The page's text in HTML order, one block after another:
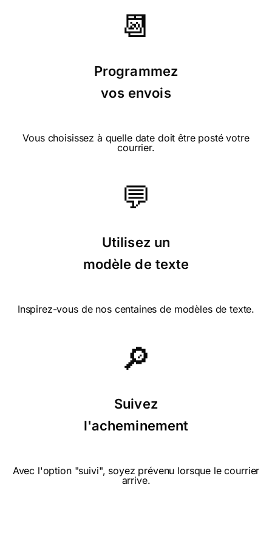
⭐⭐⭐⭐ le 13/08/15 : Je trouve cela très
bien et rigolo
jour d'anniversaire; drôle sans
dépasser les limites!
⭐⭐⭐⭐ le 29/07/14 : Très
humoristique
📆
Programmez
vos envois
Vous choisissez à quelle date doit être posté votre
courrier.
💬
Utilisez un
modèle de texte
Inspirez-vous de nos centaines de modèles de texte.
🔎
Suivez
l'acheminement
Avec l'option "suivi", soyez prévenu lorsque le courrier
arrive.